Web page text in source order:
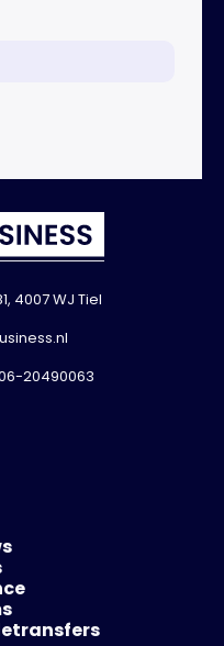
4007 WJ Tiel
20490063